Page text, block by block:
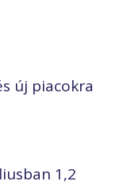
új piacokra
1,2